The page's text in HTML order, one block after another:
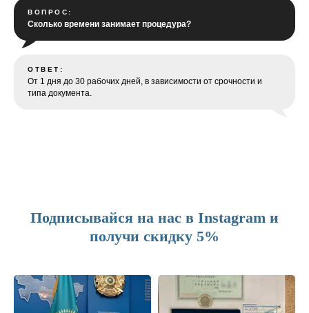
ВОПРОС:
Сколько времени занимает процедура?
ОТВЕТ:
От 1 дня до 30 рабочих дней, в зависимости от срочности и
типа документа.
Подписывайся на нас в Instagram и
получи скидку 5%